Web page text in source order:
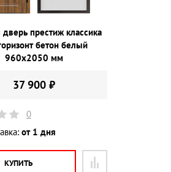
престиж классика
бетон белый
960х2050 мм
37 900 ₽
0
от 1 дня
КУПИТЬ